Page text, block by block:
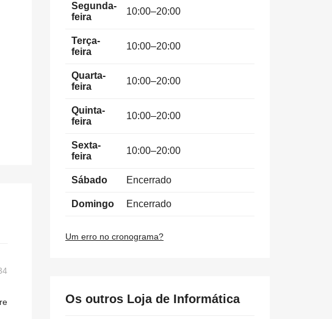
Segunda-
feira
10:00–20:00
Terça-
feira
10:00–20:00
Quarta-
feira
10:00–20:00
Quinta-
feira
10:00–20:00
Sexta-
feira
10:00–20:00
Sábado Encerrado
Domingo Encerrado
Um erro no cronograma?
Os outros Loja de Informática